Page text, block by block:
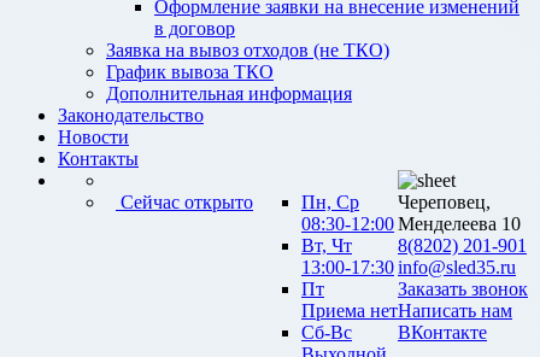
Оформление заявки на внесение изменений
в договор
Заявка на вывоз отходов (не ТКО)
График вывоза ТКО
Дополнительная информация
Законодательство
Новости
Контакты
Сейчас открыто
Пн, Ср
08:30-12:00
Вт, Чт
13:00-17:30
Пт
Приема нет
Сб-Вс
Череповец,
Менделеева 10
8(8202) 201-901
info@sled35.ru
Заказать звонок
Написать нам
ВКонтакте